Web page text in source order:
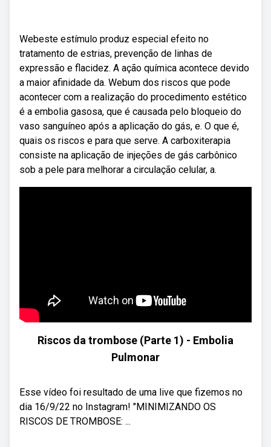
Webeste estímulo produz especial efeito no
tratamento de estrias, prevenção de linhas de
expressão e flacidez. A ação química acontece devido
a maior afinidade da. Webum dos riscos que pode
acontecer com a realização do procedimento estético
é a embolia gasosa, que é causada pelo bloqueio do
vaso sanguíneo após a aplicação do gás, e. O que é,
quais os riscos e para que serve. A carboxiterapia
consiste na aplicação de injeções de gás carbônico
sob a pele para melhorar a circulação celular, a.
Riscos da trombose (Parte 1) - Embolia
Pulmonar
Esse vídeo foi resultado de uma live que fizemos no
dia 16/9/22 no Instagram! "MINIMIZANDO OS
RISCOS DE TROMBOSE: ...